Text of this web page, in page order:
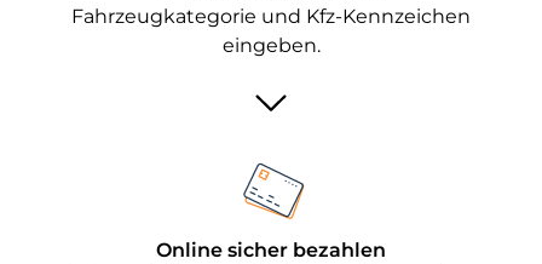
Fahrzeugkategorie und Kfz-Kennzeichen
eingeben.
Online sicher bezahlen